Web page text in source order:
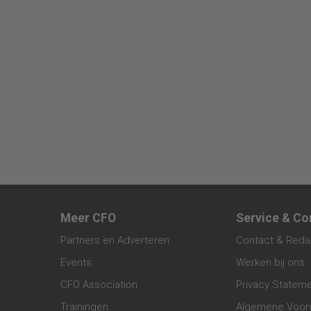
Meer CFO
Partners en Adverteren
Events
CFO Association
Trainingen
Service &
Contact &
Werken bij ons
Privacy
Algemene